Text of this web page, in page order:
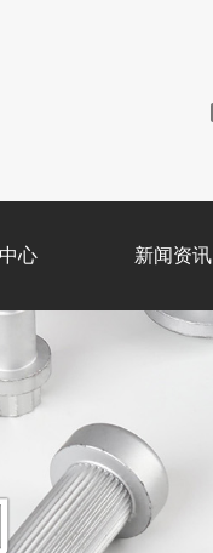
心 新闻资讯